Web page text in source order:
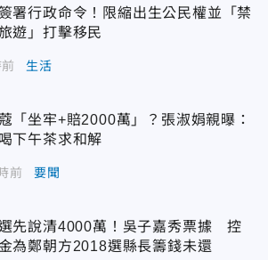
署行政命令！限縮出生公民權並「禁
遊」打擊移民
生活
「坐牢+賠2000萬」？張淑娟親曝：
下午茶求和解
前 要聞
先說清4000萬！吳子嘉秀票據 控
為鄭朝方2018選縣長籌錢未還